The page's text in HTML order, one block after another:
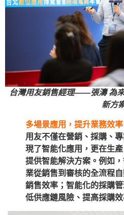
台灣用友銷售經理——張濤 為
新方
多場景應用，提升業務效率
用友不僅在營銷、採購、
現了智能化應用，更在生
提供智能解決方案。例如
業從銷售到審核的全流程
銷售效率；智能化的採購
低供應鏈風險、提高採購效